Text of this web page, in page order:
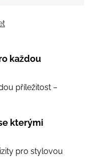
každou
příležitost –
kterými
pro stylovou